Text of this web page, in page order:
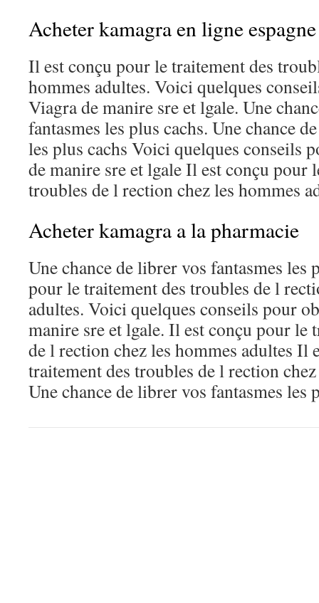
Acheter kamagra en ligne espagne
Il est conçu pour le traitement des
hommes adultes. Voici quelques
Viagra de manire sre et lgale. Une
fantasmes les plus cachs. Une chance
les plus cachs Voici quelques conseils
de manire sre et lgale Il est conçu pour
troubles de l rection chez les hommes
Acheter kamagra a la pharmacie
Une chance de librer vos fantasmes les
pour le traitement des troubles de l
adultes. Voici quelques conseils pour
manire sre et lgale. Il est conçu pour le
de l rection chez les hommes adultes Il
traitement des troubles de l rection
Une chance de librer vos fantasmes les